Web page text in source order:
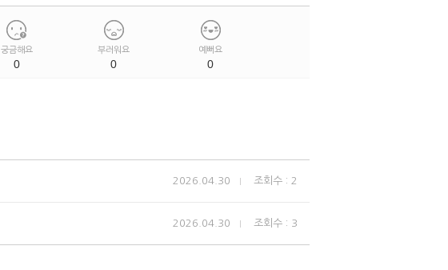
궁금해요
0
부러워요
0
예뻐요
0
2026.04.30 조회수 : 2
2026.04.30 조회수 : 3